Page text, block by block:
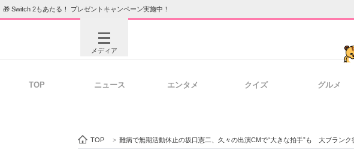
🎁 Switch 2もあたる！ プレゼントキャンペーン実施中！
メディア
TOP ニュース エンタメ クイズ グルメ
TOP > 難病で無期活動休止の坂口憲二、久々の出演CMで“大きな拍手”も 大ブランク